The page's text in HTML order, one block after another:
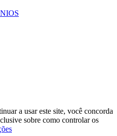
a usar este site, você concorda
sobre como controlar os